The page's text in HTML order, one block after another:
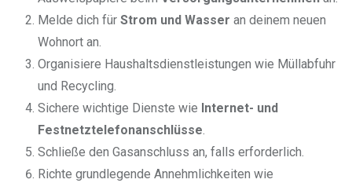
Melde dich für Strom und Wasser an deinem neuen
Wohnort an.
Organisiere Haushaltsdienstleistungen wie Müllabfuhr
und Recycling.
Sichere wichtige Dienste wie Internet- und
Festnetztelefonanschlüsse
Schließe den Gasanschluss an, falls erforderlich.
Richte grundlegende Annehmlichkeiten wie